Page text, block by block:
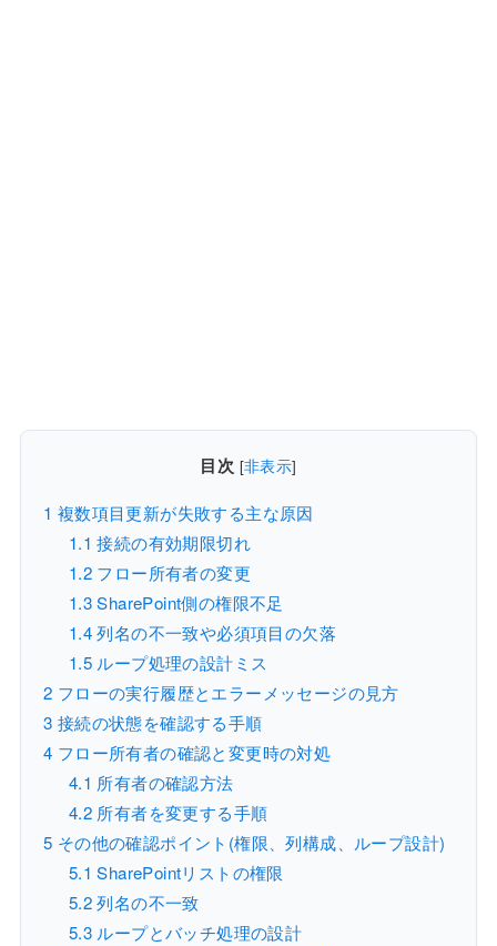
目次 [非表示]
1 複数項目更新が失敗する主な原因
1.1 接続の有効期限切れ
1.2フロー所有者の変更
1.3SharePoint側の権限不足
1.4列名の不一致や必須項目の欠落
1.5ループ処理の設計ミス
2 フローの実行履歴とエラーメッセージの見方
3 接続の状態を確認する手順
4 フロー所有者の確認と変更時の対処
4.1 所有者の確認方法
4.2所有者を変更する手順
5 その他の確認ポイント(権限、列構成、ループ設計)
5.1 SharePointリストの権限
5.2列名の不一致
5.3ループとバッチ処理の設計